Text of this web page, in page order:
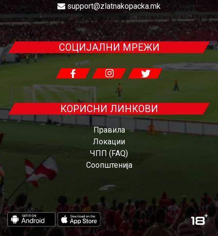
support@zlatnakopacka.mk
СОЦИЈАЛНИ МРЕЖИ
КОРИСНИ ЛИНКОВИ
Правила
Локации
ЧПП (FAQ)
Соопштенија